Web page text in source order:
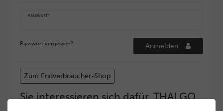
Passwort*
Passwort vergessen? Anmelden
Zum Endverbraucher-Shop
Sie interessieren sich dafür, THALGO